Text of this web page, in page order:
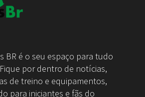
BR é o seu espaço para tudo
por dentro de notícias,
de treino e equipamentos,
para iniciantes e fãs do